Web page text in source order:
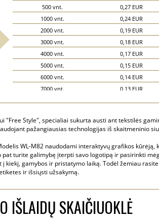
500 vnt.
0,27 EUR
1000 vnt.
0,24 EUR
2000 vnt.
0,19 EUR
3000 vnt.
0,18 EUR
4000 vnt.
0,17 EUR
5000 vnt.
0,15 EUR
6000 vnt.
0,14 EUR
7000 vnt.
0,13 EUR
10000 vnt.
0,105 EUR
20000 vnt.
0,07 EUR
Style", specialiai sukurta austi ant tekstilės
pažangiausias technologijas iš skaitmeninio
WL-M82 naudodami interaktyvų grafikos kūrėją,
turite galimybę įterpti savo logotipą ir pasirinkti
kiekį, gamybos ir pristatymo laiką. Todėl žemiau
ir išsiųsti užsakymą.
IŠLAIDŲ SKAIČIUOKLĖ